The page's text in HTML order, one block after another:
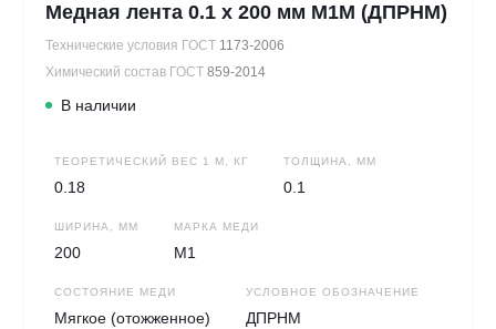
Медная лента 0.1 х 200 мм М1М (ДПРНМ)
Технические условия ГОСТ 1173-2006
Химический состав ГОСТ 859-2014
В наличии
ТЕОРЕТИЧЕСКИЙ ВЕС 1 М, КГ
0.18
ТОЛЩИНА, ММ
0.1
ШИРИНА, ММ
200
МАРКА МЕДИ
М1
СОСТОЯНИЕ МЕДИ
Мягкое (отожженное)
УСЛОВНОЕ ОБОЗНАЧЕНИЕ
ДПРНМ